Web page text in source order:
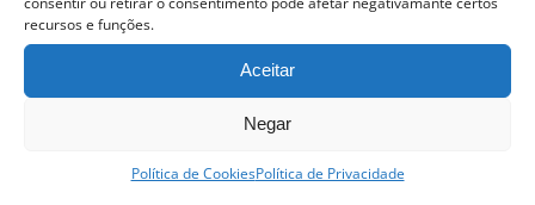
recursos e funções.
Aceitar
Negar
Política de CookiesPolítica de Privacidade
product